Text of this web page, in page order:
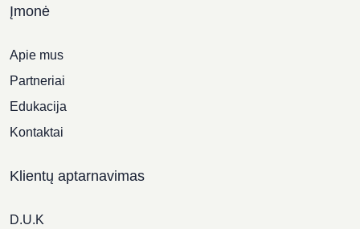
Įmonė
Apie mus
Partneriai
Edukacija
Kontaktai
Klientų aptarnavimas
D.U.K